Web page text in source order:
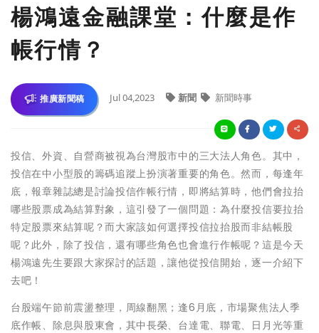
楊鴻遠金融課堂：什麼是作
帳行情？
推廣新聞稿 Jul 04,2023 新聞 新聞時事
投信、外資、自營商被視為台灣股市中的三大法人角色。其中，
投信在中小型股的籌碼追蹤上扮演著重要的角色。然而，每逢年
底，報章雜誌總是討論投信作帳行情，即將結算時，他們會拉抬
哪些股票成為結算對象，這引發了一個問題：為什麼投信要拉抬
特定股票來結算呢？而大家該如何選擇投信拉抬股而非結帳股
呢？此外，除了投信，還有哪些角色也會進行作帳呢？這是今天
楊鴻遠先生要跟大家探討的話題，讓他從投信開始，逐一介紹下
去吧！
台股端午節前震盪整理，周線翻黑；逢6月底，市場聚焦法人季
底作帳、除息與股東會，其中長榮、台達電、聯電、日月光等重